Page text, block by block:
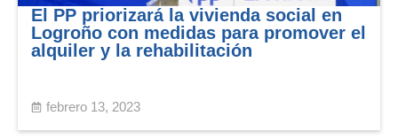
El PP priorizará la vivienda social en
Logroño con medidas para promover el
alquiler y la rehabilitación
febrero 13, 2023